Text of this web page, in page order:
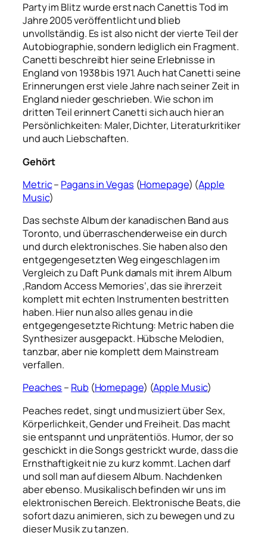
Party im Blitz wurde erst nach Canettis Tod im
Jahre 2005 veröffentlicht und blieb
unvollständig. Es ist also nicht der vierte Teil der
Autobiographie, sondern lediglich ein Fragment.
Canetti beschreibt hier seine Erlebnisse in
England von 1938 bis 1971. Auch hat Canetti seine
Erinnerungen erst viele Jahre nach seiner Zeit in
England nieder geschrieben. Wie schon im
dritten Teil erinnert Canetti sich auch hier an
Persönlichkeiten: Maler, Dichter, Literaturkritiker
und auch Liebschaften.
Gehört
Metric– Pagans in Vegas (Homepage) (Apple
Music)
Das sechste Album der kanadischen Band aus
Toronto, und überraschenderweise ein durch
und durch elektronisches. Sie haben also den
entgegengesetzten Weg eingeschlagen im
Vergleich zu Daft Punk damals mit ihrem Album
‚Random Access Memories‘, das sie ihrerzeit
komplett mit echten Instrumenten bestritten
haben. Hier nun also alles genau in die
entgegengesetzte Richtung: Metric haben die
Synthesizer ausgepackt. Hübsche Melodien,
tanzbar, aber nie komplett dem Mainstream
verfallen.
Peaches – Rub (Homepage) (Apple Music)
Peaches redet, singt und musiziert über Sex,
Körperlichkeit, Gender und Freiheit. Das macht
sie entspannt und unprätentiös. Humor, der so
geschickt in die Songs gestrickt wurde, dass die
Ernsthaftigkeit nie zu kurz kommt. Lachen darf
und soll man auf diesem Album. Nachdenken
aber ebenso. Musikalisch befinden wir uns im
elektronischen Bereich. Elektronische Beats, die
sofort dazu animieren, sich zu bewegen und zu
dieser Musik zu tanzen.